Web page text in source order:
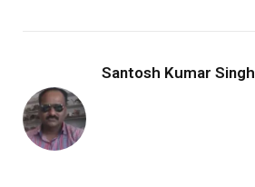
Santosh Kumar Singh